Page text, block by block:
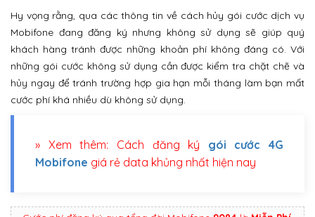
Hy vọng rằng, qua các thông tin về cách hủy gói cước dịch vụ
Mobifone đang đăng ký nhưng không sử dụng sẽ giúp quý
khách hàng tránh được những khoản phí không đáng có. Với
những gói cước không sử dụng cần được kiểm tra chặt chẽ và
hủy ngay để tránh trường hợp gia hạn mỗi tháng làm bạn mất
cước phí khá nhiều dù không sử dụng.
» Xem thêm: Cách đăng ký gói cước 4G
Mobifone giá rẻ data khủng nhất hiện nay